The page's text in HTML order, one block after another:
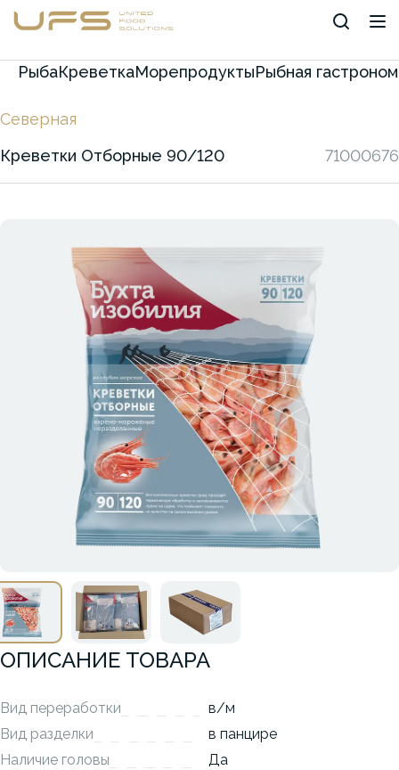
РыбаКреветкаМорепродуктыРыбная
Северная
Креветки Отборные 90/120
71000676
ОПИСАНИЕ ТОВАРА
Вид переработки
в/м
Вид разделки
в панцире
Наличие головы
Да